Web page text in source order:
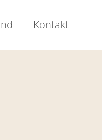
Kontakt